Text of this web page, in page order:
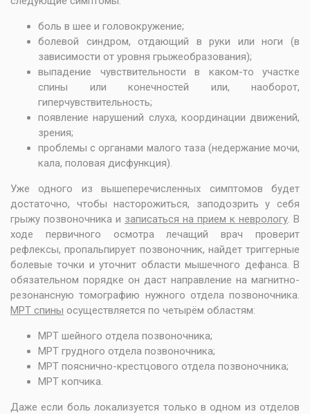
боль в шее и головокружение;
болевой синдром, отдающий в руки или ноги (в
зависимости от уровня грыжеобразования);
выпадение чувствительности в каком-то участке
спины или конечностей или, наоборот,
гиперчувствительность;
появление нарушений слуха, координации движений,
зрения;
проблемы с органами малого таза (недержание мочи,
кала, половая дисфункция).
Уже одного из вышеперечисленных симптомов будет
достаточно, чтобы насторожиться, заподозрить у себя
грыжу позвоночника и записаться на прием к неврологу . В
ходе первичного осмотра лечащий врач проверит
рефлексы, пропальпирует позвоночник, найдет триггерные
болевые точки и уточнит области мышечного дефанса. В
обязательном порядке он даст направление на магнитно-
резонансную томографию нужного отдела позвоночника.
МРТ спины осуществляется по четырём областям:
МРТ шейного отдела позвоночника;
МРТ грудного отдела позвоночника;
МРТ пояснично-крестцового отдела позвоночника;
МРТ копчика
Даже если боль локализуется только в одном из отделов